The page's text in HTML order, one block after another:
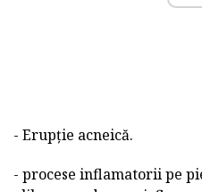
- Erupție acneică.
- procese inflamatorii pe